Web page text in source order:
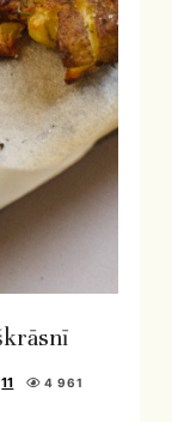
11 4 961